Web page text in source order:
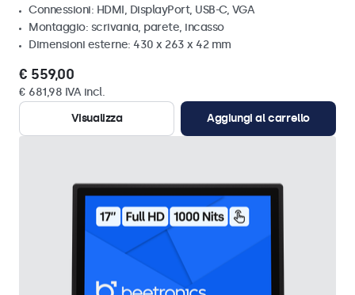
Connessioni: HDMI, DisplayPort, USB-C, VGA
Montaggio: scrivania, parete, incasso
Dimensioni esterne: 430 x 263 x 42 mm
€ 559,00
€ 681,98 IVA incl.
Visualizza
Aggiungi al carrello